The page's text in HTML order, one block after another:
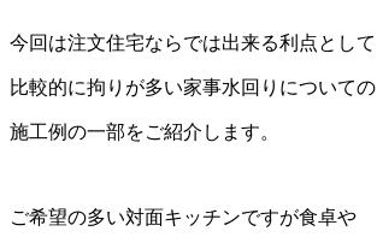
今回は注文住宅ならでは出来る利点として
比較的に拘りが多い家事水回りについての
施工例の一部をご紹介します。
ご希望の多い対面キッチンですが食卓や